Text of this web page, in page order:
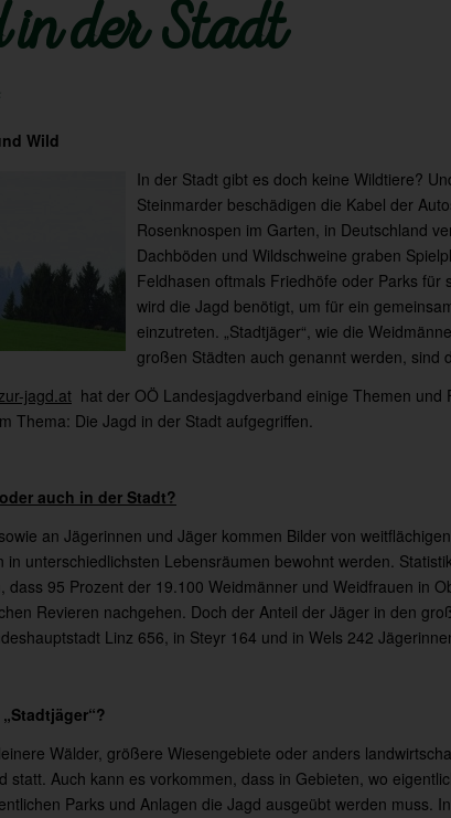
der Stadt
Wild
In der Stadt gibt es doch keine Wildtiere?
Steinmarder beschädigen die Kabel der
Rosenknospen im Garten, in Deutschland
Dachböden und Wildschweine graben
Feldhasen oftmals Friedhöfe oder Parks für
wird die Jagd benötigt, um für ein
einzutreten. „Stadtjäger“, wie die
großen Städten auch genannt werden, sind
jagd.at hat der OÖ Landesjagdverband einige Themen und
Thema: Die Jagd in der Stadt aufgegriffen.
auch in der Stadt?
an Jägerinnen und Jäger kommen Bilder von
in unterschiedlichsten Lebensräumen bewohnt werden.
dass 95 Prozent der 19.100 Weidmänner und Weidfrauen in
Revieren nachgehen. Doch der Anteil der Jäger in den
Linz 656, in Steyr 164 und in Wels 242
Wälder, größere Wiesengebiete oder anders
statt. Auch kann es vorkommen, dass in Gebieten, wo
Parks und Anlagen die Jagd ausgeübt werden muss.